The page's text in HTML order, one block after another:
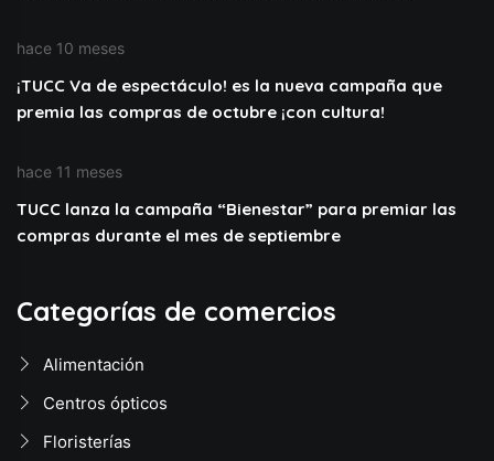
hace 10 meses
¡TUCC Va de espectáculo! es la nueva campaña que
premia las compras de octubre ¡con cultura!
hace 11 meses
TUCC lanza la campaña “Bienestar” para premiar las
compras durante el mes de septiembre
Categorías de comercios
Alimentación
Centros ópticos
Floristerías